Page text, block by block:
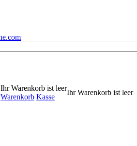
Ihr Warenkorb ist leer
Warenkorb Kasse
Ihr Warenkorb ist leer